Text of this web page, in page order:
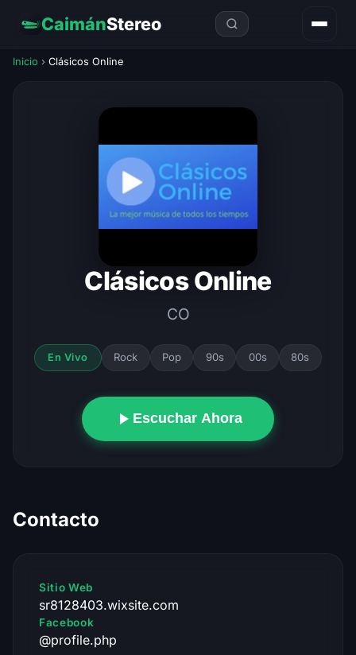
CaimánStereo
Inicio › Clásicos Online
Clásicos Online
CO
En Vivo Rock Pop 90s 00s 80s
Escuchar Ahora
Contacto
Sitio Web
sr8128403.wixsite.com
Facebook
@profile.php